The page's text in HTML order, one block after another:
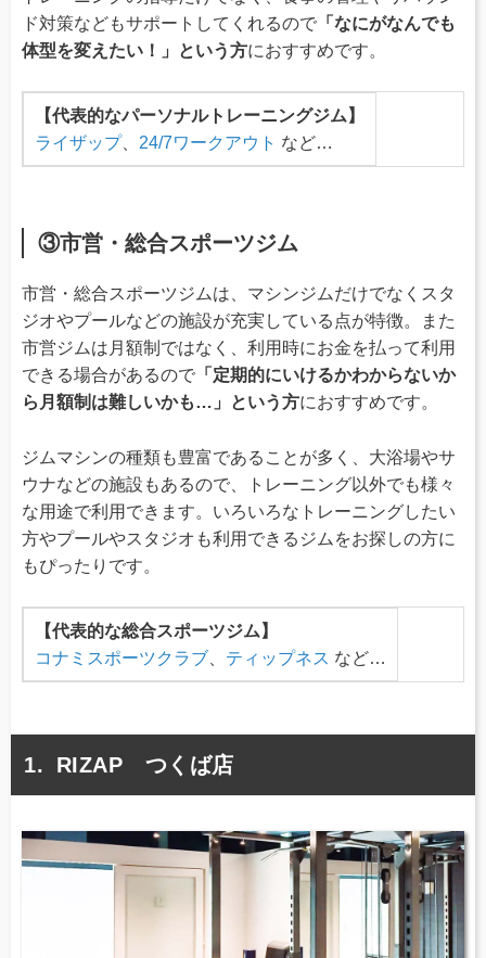
ド対策などもサポートしてくれるので 「なにがなんでも
体型を変えたい！」という方におすすめです。
【代表的なパーソナルトレーニングジム】
ライザップ、 24/7ワークアウト など…
③市営・総合スポーツジム
市営・総合スポーツジムは、マシンジムだけでなくスタ
ジオやプールなどの施設が充実している点が特徴。また
市営ジムは月額制ではなく、利用時にお金を払って利用
できる場合があるので 「定期的にいけるかわからないか
ら月額制は難しいかも…」という方におすすめです。
ジムマシンの種類も豊富であることが多く、大浴場やサ
ウナなどの施設もあるので、トレーニング以外でも様々
な用途で利用できます。いろいろなトレーニングしたい
方やプールやスタジオも利用できるジムをお探しの方に
もぴったりです。
【代表的な総合スポーツジム】
コナミスポーツクラブ、 ティップネス など…
RIZAP つくば店